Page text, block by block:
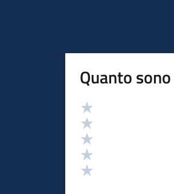
Quanto
Valutazione